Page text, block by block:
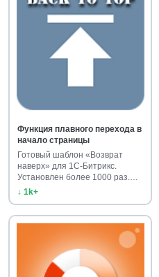
Функция плавного перехода в
начало страницы
Готовый шаблон «Возврат
наверх» для 1С-Битрикс.
Установлен более 1000 раз.
Улучш…
↓ 1k+